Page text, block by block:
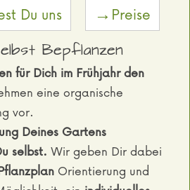
Du uns
→Preise
Bepflanzen
für Dich im Frühjahr den
eine organische
vor.
Deines Gartens
selbst. Wir geben Dir dabei
Orientierung und